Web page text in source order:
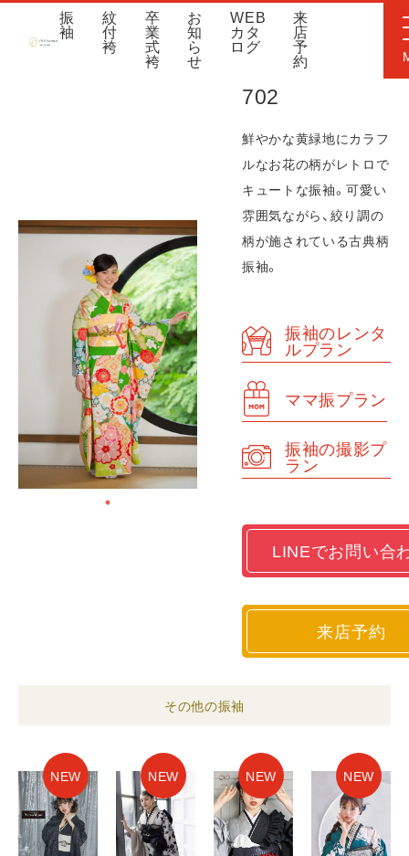
振
袖
紋
付
袴
卒
業
式
袴
お
知
ら
せ
WEB
カタ
ログ
来
店
予
約
702
鮮やかな黄緑地にカラフ
ルなお花の柄がレトロで
キュートな振袖。可愛い
雰囲気ながら、絞り調の
柄が施されている古典柄
振袖。
振袖のレンタ
ルプラン
ママ振プラン
振袖の撮影プ
ラン
LINEでお問い合
来店予約
その他の振袖
NEW NEW NEW NEW